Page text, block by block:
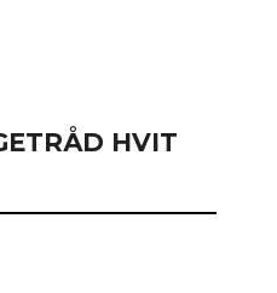
HVIT